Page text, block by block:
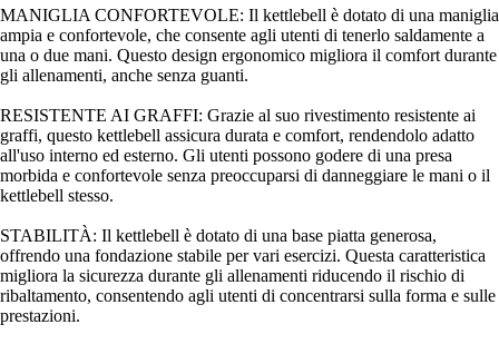
MANIGLIA CONFORTEVOLE: Il kettlebell è dotato di una maniglia
ampia e confortevole, che consente agli utenti di tenerlo saldamente a
una o due mani. Questo design ergonomico migliora il comfort durante
gli allenamenti, anche senza guanti.
RESISTENTE AI GRAFFI: Grazie al suo rivestimento resistente ai
graffi, questo kettlebell assicura durata e comfort, rendendolo adatto
all'uso interno ed esterno. Gli utenti possono godere di una presa
morbida e confortevole senza preoccuparsi di danneggiare le mani o il
kettlebell stesso.
STABILITÀ: Il kettlebell è dotato di una base piatta generosa,
offrendo una fondazione stabile per vari esercizi. Questa caratteristica
migliora la sicurezza durante gli allenamenti riducendo il rischio di
ribaltamento, consentendo agli utenti di concentrarsi sulla forma e sulle
prestazioni.